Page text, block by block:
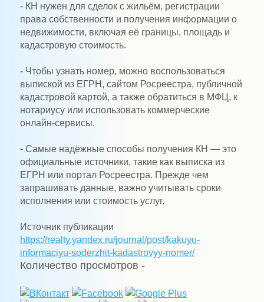
- КН нужен для сделок с жильём, регистрации
права собственности и получения информации о
недвижимости, включая её границы, площадь и
кадастровую стоимость.
- Чтобы узнать номер, можно воспользоваться
выпиской из ЕГРН, сайтом Росреестра, публичной
кадастровой картой, а также обратиться в МФЦ, к
нотариусу или использовать коммерческие
онлайн-сервисы.
- Самые надёжные способы получения КН — это
официальные источники, такие как выписка из
ЕГРН или портал Росреестра. Прежде чем
запрашивать данные, важно учитывать сроки
исполнения или стоимость услуг.
Источник публикации
https://realty.yandex.ru/journal/post/kakuyu-
informaciyu-soderzhit-kadastrovyy-nomer/
Количество просмотров -